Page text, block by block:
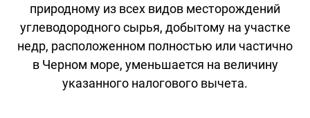
природному из всех видов месторождений
углеводородного сырья, добытому на участке
недр, расположенном полностью или частично
в Черном море, уменьшается на величину
указанного налогового вычета.